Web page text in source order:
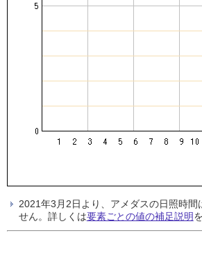
2021年3月2日より、アメダスの日照時
せん。詳しくは要素ごとの値の補足説明